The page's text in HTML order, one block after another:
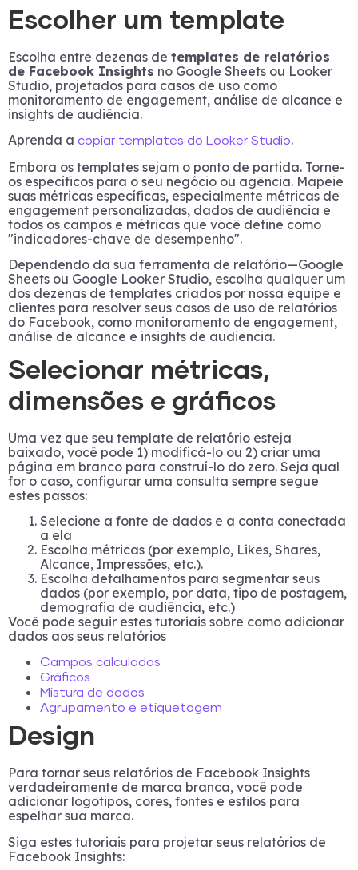
Escolher um template
Escolha entre dezenas de templates de relatórios
de Facebook Insights no Google Sheets ou Looker
Studio, projetados para casos de uso como
monitoramento de engagement, análise de alcance e
insights de audiência.
Aprenda a copiar templates do Looker Studio.
Embora os templates sejam o ponto de partida. Torne-
os específicos para o seu negócio ou agência. Mapeie
suas métricas específicas, especialmente métricas de
engagement personalizadas, dados de audiência e
todos os campos e métricas que você define como
"indicadores-chave de desempenho".
Dependendo da sua ferramenta de relatório—Google
Sheets ou Google Looker Studio, escolha qualquer um
dos dezenas de templates criados por nossa equipe e
clientes para resolver seus casos de uso de relatórios
do Facebook, como monitoramento de engagement,
análise de alcance e insights de audiência.
Selecionar métricas,
dimensões e gráficos
Uma vez que seu template de relatório esteja
baixado, você pode 1) modificá-lo ou 2) criar uma
página em branco para construí-lo do zero. Seja qual
for o caso, configurar uma consulta sempre segue
estes passos:
Selecione a fonte de dados e a conta conectada
a ela
Escolha métricas (por exemplo, Likes, Shares,
Alcance, Impressões, etc.).
Escolha detalhamentos para segmentar seus
dados (por exemplo, por data, tipo de postagem,
demografia de audiência, etc.)
Você pode seguir estes tutoriais sobre como adicionar
dados aos seus relatórios
Campos calculados
Gráficos
Mistura de dados
Agrupamento e etiquetagem
Design
Para tornar seus relatórios de Facebook Insights
verdadeiramente de marca branca, você pode
adicionar logotipos, cores, fontes e estilos para
espelhar sua marca.
Siga estes tutoriais para projetar seus relatórios de
Facebook Insights: